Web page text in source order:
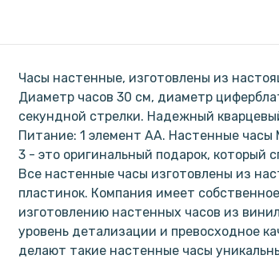
Часы настенные, изготовлены из
Диаметр часов 30 см, диаметр
секундной стрелки. Надежный
Питание: 1 элемент АА. Настенные часы
3 - это оригинальный подарок, который
Все настенные часы изготовлены из
пластинок. Компания имеет
изготовлению настенных часов из
уровень детализации и превосходное
делают такие настенные часы